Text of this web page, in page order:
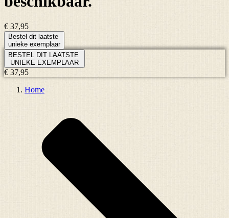
€ 37,95
Bestel dit laatste
unieke exemplaar
BESTEL DIT LAATSTE
UNIEKE EXEMPLAAR
€ 37,95
Home